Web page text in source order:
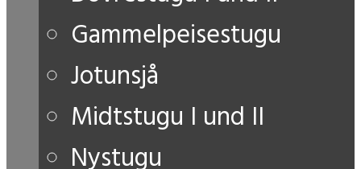
Gammelpeisestugu
Jotunsjå
Midtstugu I und II
Nystugu